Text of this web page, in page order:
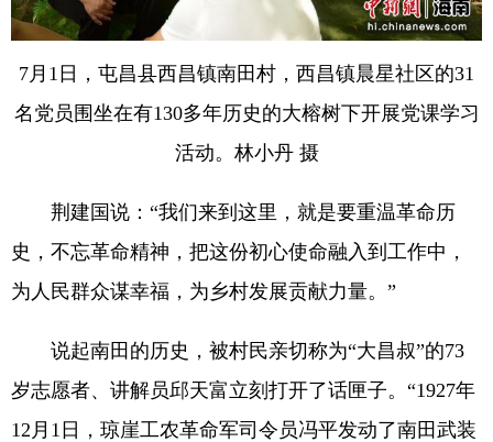
7月1日，屯昌县西昌镇南田村，西昌镇晨星社区的31
名党员围坐在有130多年历史的大榕树下开展党课学习
活动。林小丹 摄
荆建国说：“我们来到这里，就是要重温革命历
史，不忘革命精神，把这份初心使命融入到工作中，
为人民群众谋幸福，为乡村发展贡献力量。”
说起南田的历史，被村民亲切称为“大昌叔”的73
岁志愿者、讲解员邱天富立刻打开了话匣子。“1927年
12月1日，琼崖工农革命军司令员冯平发动了南田武装